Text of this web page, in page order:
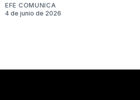
EFE COMUNICA
4 de junio de 2026